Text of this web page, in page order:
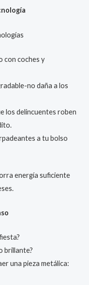
con coches y
no daña a los
los delincuentes roben
a tu bolso
energía suficiente
brillante?
una pieza metálica: